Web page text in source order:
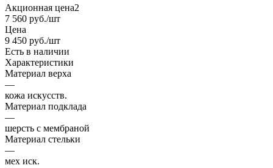
Акционная цена2
7 560 руб./шт
Цена
9 450 руб./шт
Есть в наличии
Характеристики
Материал верха
—
кожа искусств.
Материал подклада
—
шерсть с мембраной
Материал стельки
—
мех иск.